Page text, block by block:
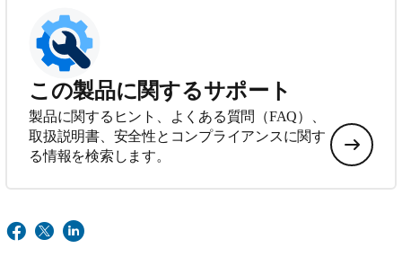
この製品に関するサポート
製品に関するヒント、よくある質問（FAQ）、
取扱説明書、安全性とコンプライアンスに関す
る情報を検索します。